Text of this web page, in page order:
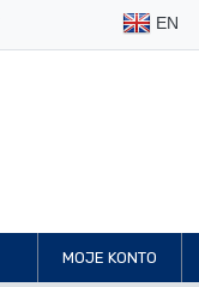
EN
MOJE KONTO